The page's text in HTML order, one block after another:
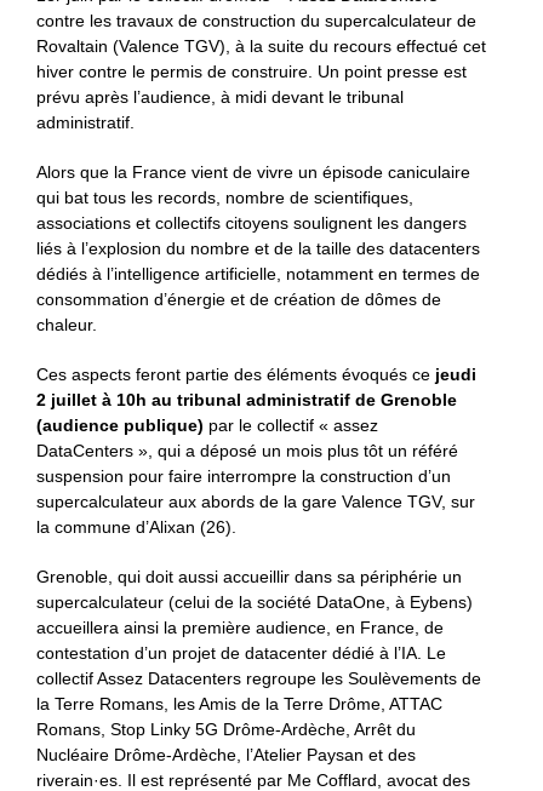
contre les travaux de construction du supercalculateur de
Rovaltain (Valence TGV), à la suite du recours effectué cet
hiver contre le permis de construire. Un point presse est
prévu après l’audience, à midi devant le tribunal
administratif.
Alors que la France vient de vivre un épisode caniculaire
qui bat tous les records, nombre de scientifiques,
associations et collectifs citoyens soulignent les dangers
liés à l’explosion du nombre et de la taille des datacenters
dédiés à l’intelligence artificielle, notamment en termes de
consommation d’énergie et de création de dômes de
chaleur.
Ces aspects feront partie des éléments évoqués ce jeudi
2 juillet à 10h au tribunal administratif de Grenoble
(audience publique) par le collectif « assez
DataCenters », qui a déposé un mois plus tôt un référé
suspension pour faire interrompre la construction d’un
supercalculateur aux abords de la gare Valence TGV, sur
la commune d’Alixan (26).
Grenoble, qui doit aussi accueillir dans sa périphérie un
supercalculateur (celui de la société DataOne, à Eybens)
accueillera ainsi la première audience, en France, de
contestation d’un projet de datacenter dédié à l’IA. Le
collectif Assez Datacenters regroupe les Soulèvements de
la Terre Romans, les Amis de la Terre Drôme, ATTAC
Romans, Stop Linky 5G Drôme-Ardèche, Arrêt du
Nucléaire Drôme-Ardèche, l’Atelier Paysan et des
riverain·es. Il est représenté par Me Cofflard, avocat des